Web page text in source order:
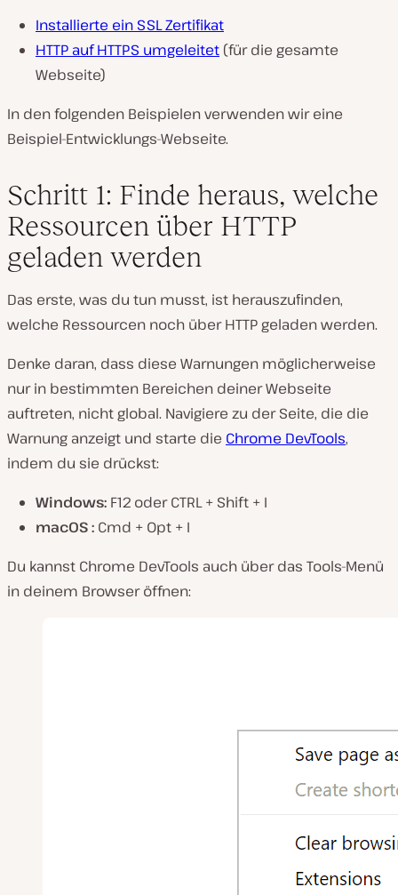
Installierte ein SSL Zertifikat
HTTP auf HTTPS umgeleitet (für die gesamte
Webseite)
In den folgenden Beispielen verwenden wir eine
Beispiel-Entwicklungs-Webseite.
Schritt 1: Finde heraus, welche
Ressourcen über HTTP
geladen werden
Das erste, was du tun musst, ist herauszufinden,
welche Ressourcen noch über HTTP geladen werden.
Denke daran, dass diese Warnungen möglicherweise
nur in bestimmten Bereichen deiner Webseite
auftreten, nicht global. Navigiere zu der Seite, die die
Warnung anzeigt und starte die Chrome DevTools,
indem du sie drückst:
Windows: F12 oder CTRL + Shift + I
macOS : Cmd + Opt + I
Du kannst Chrome DevTools auch über das Tools-Menü
in deinem Browser öffnen: